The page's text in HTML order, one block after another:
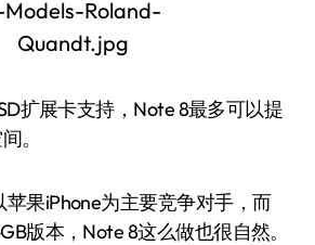
扩展卡支持，Note 8最多可以提
。
果iPhone为主要竞争对手，而
版本，Note 8这么做也很自然。